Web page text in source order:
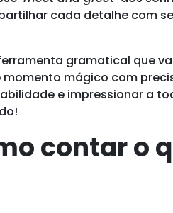
cada detalhe com
gramatical que
mágico com
e impressionar a
contar o